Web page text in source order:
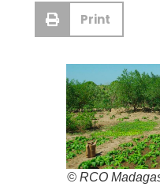
Print
© RCO